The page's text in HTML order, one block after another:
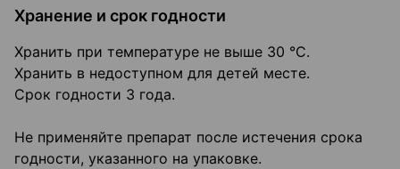
Хранение и срок годности
Хранить при температуре не выше 30 °С.
Хранить в недоступном для детей месте.
Срок годности 3 года.
Не применяйте препарат после истечения срока
годности, указанного на упаковке.